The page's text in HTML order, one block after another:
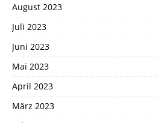
August 2023
Juli 2023
Juni 2023
Mai 2023
April 2023
März 2023